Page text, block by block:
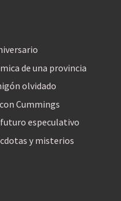
de una provincia
olvidado
Cummings
futuro especulativo
y misterios